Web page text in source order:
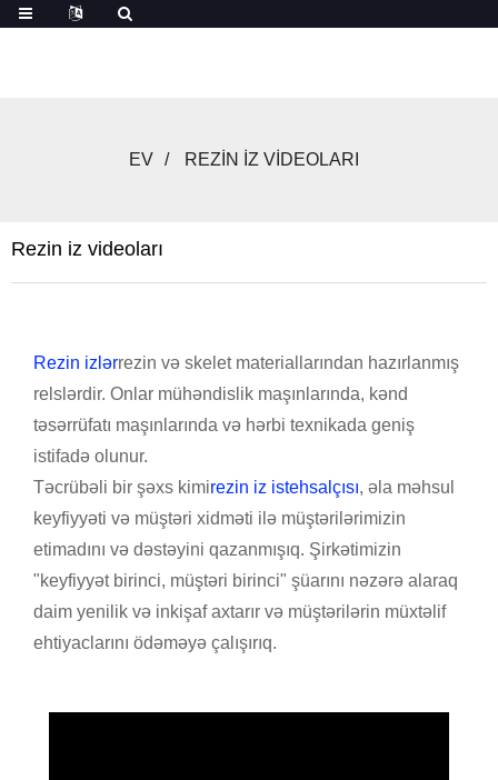
EV REZIN IZ VIDEOLARI
Rezin iz videoları
Rezin izlərrezin və skelet materiallarından hazırlanmış
relslərdir. Onlar mühəndislik maşınlarında, kənd
təsərrüfatı maşınlarında və hərbi texnikada geniş
istifadə olunur.
Təcrübəli bir şəxs kimirezin iz istehsalçısı, əla məhsul
keyfiyyəti və müştəri xidməti ilə müştərilərimizin
etimadını və dəstəyini qazanmışıq. Şirkətimizin
"keyfiyyət birinci, müştəri birinci" şüarını nəzərə alaraq
daim yenilik və inkişaf axtarır və müştərilərin müxtəlif
ehtiyaclarını ödəməyə çalışırıq.